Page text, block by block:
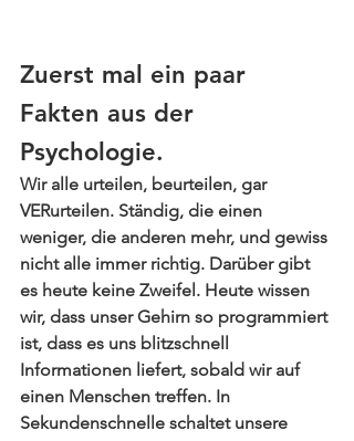
Zuerst mal ein paar
Fakten aus der
Psychologie.
Wir alle urteilen, beurteilen, gar
VERurteilen. Ständig, die einen
weniger, die anderen mehr, und gewiss
nicht alle immer richtig. Darüber gibt
es heute keine Zweifel. Heute wissen
wir, dass unser Gehirn so programmiert
ist, dass es uns blitzschnell
Informationen liefert, sobald wir auf
einen Menschen treffen. In
Sekundenschnelle schaltet unsere